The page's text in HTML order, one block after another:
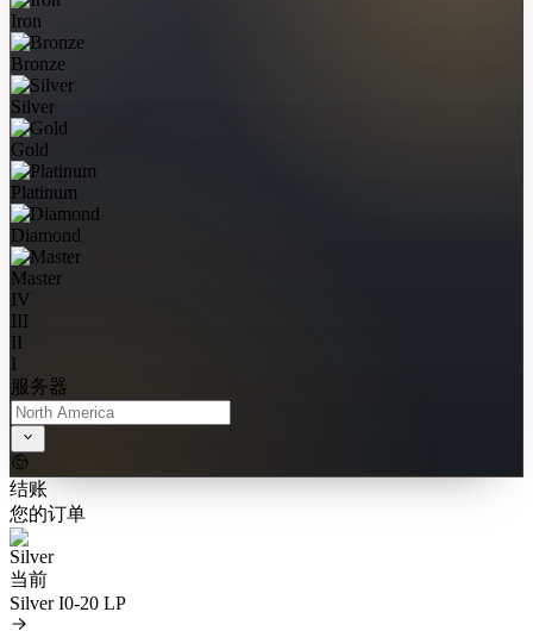
Iron
Bronze
Silver
Gold
Platinum
Diamond
Master
IV
III
II
I
服务器
结账
您的订单
当前
Silver I0-20 LP